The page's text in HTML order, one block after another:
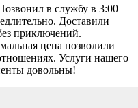
в службу в 3:00
Доставили
приключений.
цена позволили
Услуги нашего
довольны!